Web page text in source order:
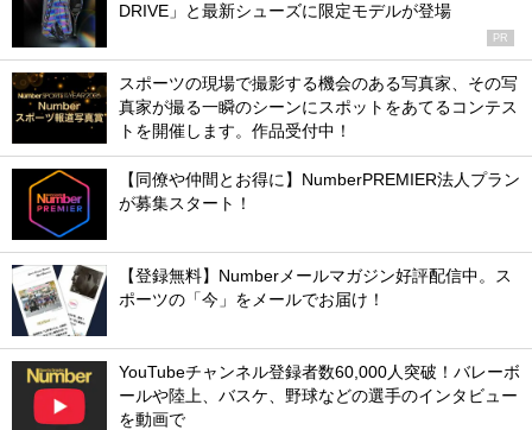
DRIVE」と最新シューズに限定モデルが登場
PR
スポーツの現場で撮影する機会のある写真家、その写
真家が撮る一瞬のシーンにスポットをあてるコンテス
トを開催します。作品受付中！
【同僚や仲間とお得に】NumberPREMIER法人プラン
が募集スタート！
【登録無料】Numberメールマガジン好評配信中。ス
ポーツの「今」をメールでお届け！
YouTubeチャンネル登録者数60,000人突破！バレーボ
ールや陸上、バスケ、野球などの選手のインタビュー
を動画で